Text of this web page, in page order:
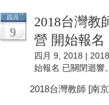
四月
9
2018台灣教
營 開始報名
四月 9, 2018 |
始報名 已關閉迴響
2018台灣教師 [南